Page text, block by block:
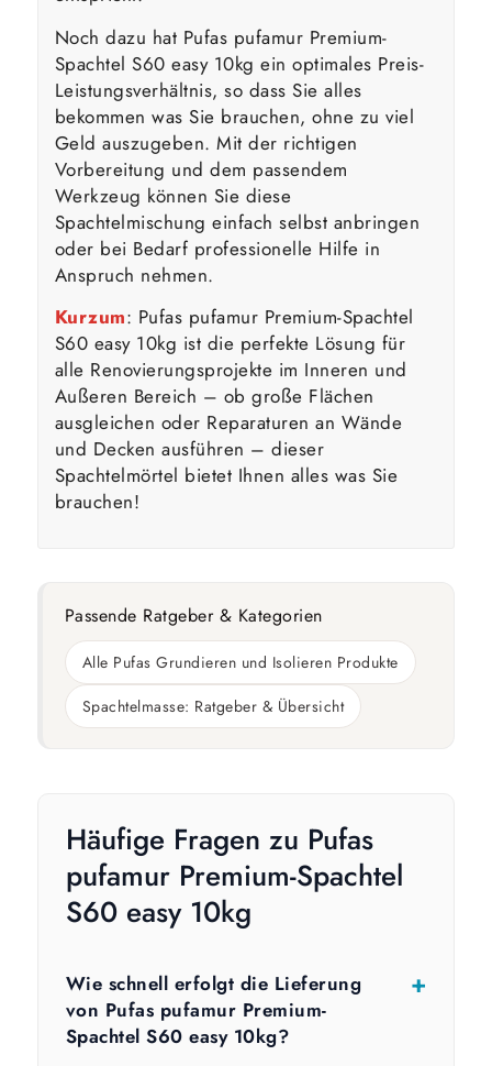
Noch dazu hat Pufas pufamur Premium-
Spachtel S60 easy 10kg ein optimales Preis-
Leistungsverhältnis, so dass Sie alles
bekommen was Sie brauchen, ohne zu viel
Geld auszugeben. Mit der richtigen
Vorbereitung und dem passendem
Werkzeug können Sie diese
Spachtelmischung einfach selbst anbringen
oder bei Bedarf professionelle Hilfe in
Anspruch nehmen.
Kurzum: Pufas pufamur Premium-Spachtel
S60 easy 10kg ist die perfekte Lösung für
alle Renovierungsprojekte im Inneren und
Außeren Bereich – ob große Flächen
ausgleichen oder Reparaturen an Wände
und Decken ausführen – dieser
Spachtelmörtel bietet Ihnen alles was Sie
brauchen!
Passende Ratgeber & Kategorien
Alle Pufas Grundieren und Isolieren Produkte
Spachtelmasse: Ratgeber & Übersicht
Häufige Fragen zu Pufas
pufamur Premium-Spachtel
S60 easy 10kg
Wie schnell erfolgt die Lieferung
von Pufas pufamur Premium-
Spachtel S60 easy 10kg?